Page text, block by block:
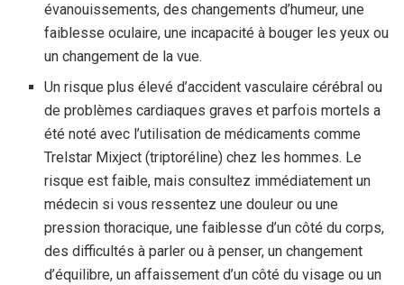
évanouissements, des changements d’humeur, une
faiblesse oculaire, une incapacité à bouger les yeux ou
un changement de la vue.
Un risque plus élevé d’accident vasculaire cérébral ou
de problèmes cardiaques graves et parfois mortels a
été noté avec l’utilisation de médicaments comme
Trelstar Mixject (triptoréline) chez les hommes. Le
risque est faible, mais consultez immédiatement un
médecin si vous ressentez une douleur ou une
pression thoracique, une faiblesse d’un côté du corps,
des difficultés à parler ou à penser, un changement
d’équilibre, un affaissement d’un côté du visage ou un